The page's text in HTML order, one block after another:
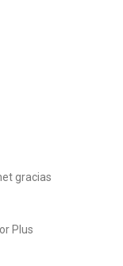
gracias
Plus